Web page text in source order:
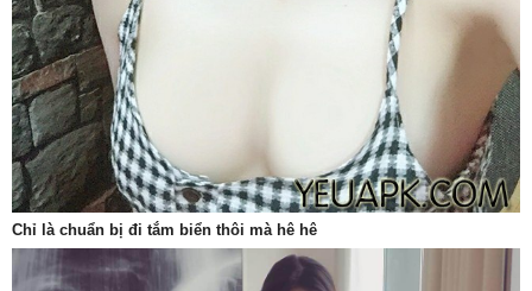
Chỉ là chuẩn bị đi tắm biển thôi mà hê hê